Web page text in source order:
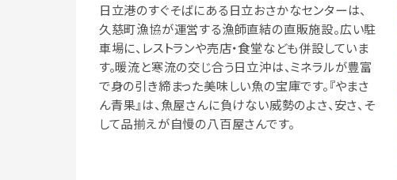
日立港のすぐそばにある日立おさかなセンターは、
久慈町漁協が運営する漁師直結の直販施設。広い駐
車場に、レストランや売店・食堂なども併設していま
す。暖流と寒流の交じ合う日立沖は、ミネラルが豊富
で身の引き締まった美味しい魚の宝庫です。『やまさ
ん青果』は、魚屋さんに負けない威勢のよさ、安さ、そ
して品揃えが自慢の八百屋さんです。